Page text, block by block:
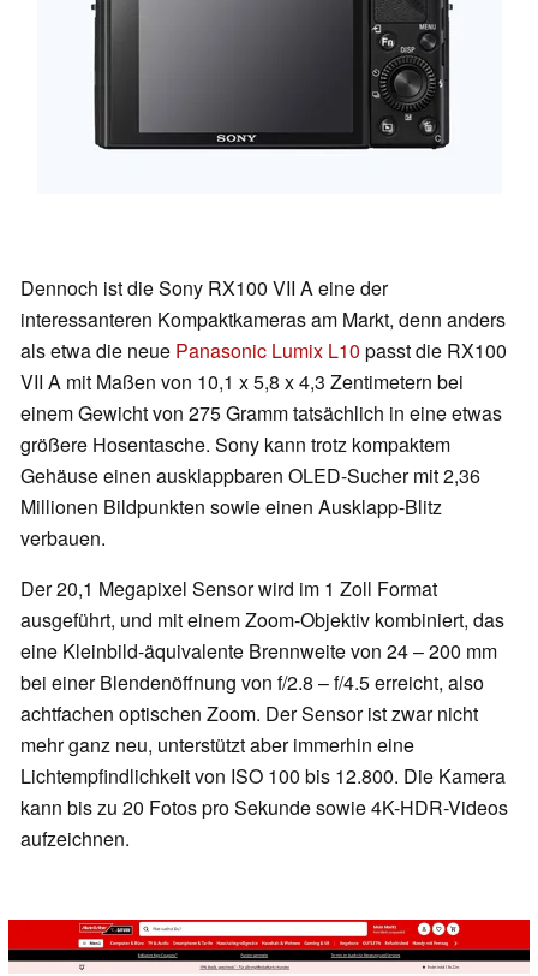
Dennoch ist die Sony RX100 VII A eine der
interessanteren Kompaktkameras am Markt, denn anders
als etwa die neue Panasonic Lumix L10 passt die RX100
VII A mit Maßen von 10,1 x 5,8 x 4,3 Zentimetern bei
einem Gewicht von 275 Gramm tatsächlich in eine etwas
größere Hosentasche. Sony kann trotz kompaktem
Gehäuse einen ausklappbaren OLED-Sucher mit 2,36
Millionen Bildpunkten sowie einen Ausklapp-Blitz
verbauen.
Der 20,1 Megapixel Sensor wird im 1 Zoll Format
ausgeführt, und mit einem Zoom-Objektiv kombiniert, das
eine Kleinbild-äquivalente Brennweite von 24 – 200 mm
bei einer Blendenöffnung von f/2.8 – f/4.5 erreicht, also
achtfachen optischen Zoom. Der Sensor ist zwar nicht
mehr ganz neu, unterstützt aber immerhin eine
Lichtempfindlichkeit von ISO 100 bis 12.800. Die Kamera
kann bis zu 20 Fotos pro Sekunde sowie 4K-HDR-Videos
aufzeichnen.